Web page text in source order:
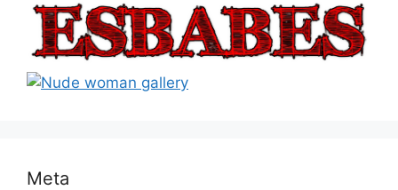
Meta